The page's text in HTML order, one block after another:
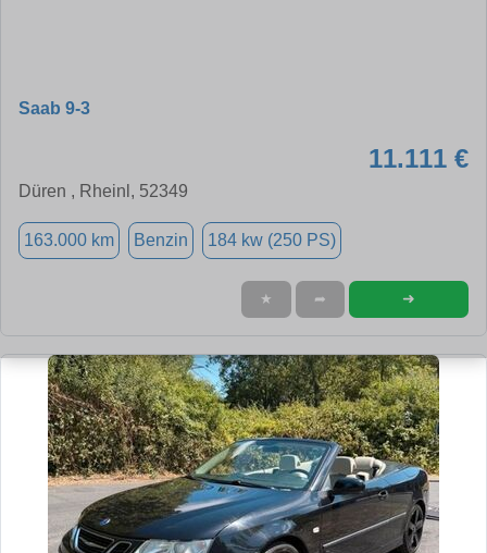
Saab 9-3
11.111 €
Düren , Rheinl, 52349
163.000 km Benzin 184 kw (250 PS)
★ ➦ ➜